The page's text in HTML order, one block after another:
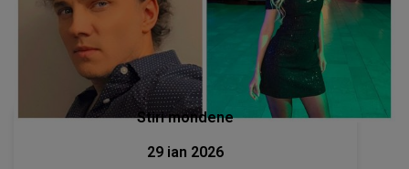
Stiri mondene
29 ian 2026